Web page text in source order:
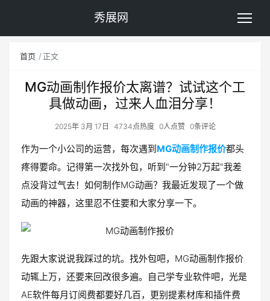
秀展网
首页 正文
MG动画制作报价太离谱？试试这个工
具做动画，过来人血泪分享！
2025年 3月 17日 4734点热度 0人点赞 0条评论
作为一个小公司的运营，每次遇到MG动画制作报价都头
疼得要命。记得第一次找外包，听到"一分钟2万起"我差
点没背过气去！如何制作MG动画？我最近发现了一个做
动画的神器，这里忍不住要和大家分享一下。
先跟大家说说我踩过的坑。找外包吧，MG动画制作报价
动辄上万，还要来回改很多遍。自己学专业软件吧，光是
AE软件每月订阅费都要好几百，更别提素材库和插件费